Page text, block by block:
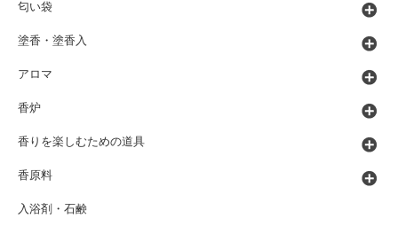
匂い袋
塗香・塗香入
アロマ
香炉
香りを楽しむための道具
香原料
入浴剤・石鹸